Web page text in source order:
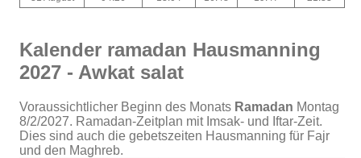
Kalender ramadan Hausmanning
2027 - Awkat salat
Voraussichtlicher Beginn des Monats Ramadan Montag
8/2/2027. Ramadan-Zeitplan mit Imsak- und Iftar-Zeit.
Dies sind auch die gebetszeiten Hausmanning für Fajr
und den Maghreb.